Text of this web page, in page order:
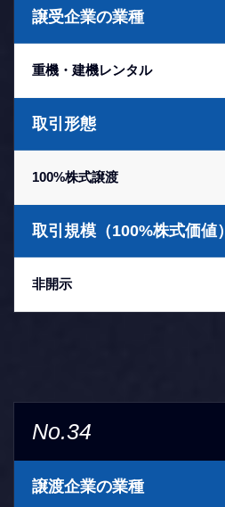
譲受企業の業種
重機・建機レンタル
取引形態
100%株式譲渡
取引規模（100%株式価値）
非開示
No.34
譲渡企業の業種